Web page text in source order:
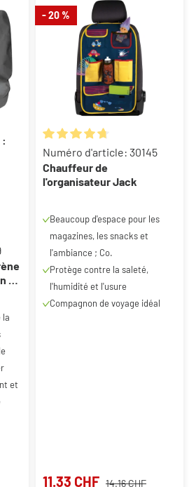
5 étoiles
de
la
et
- 20 %
Note moyenne de 4.8 sur 5
Numéro d'article: 30145
Chauffeur de
l'organisateur Jack
Beaucoup d'espace pour les
magazines, les snacks et
l'ambiance ; Co.
Protège contre la saleté,
l'humidité et l'usure
Compagnon de voyage idéal
11.33 CHF 14.16 CHF